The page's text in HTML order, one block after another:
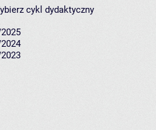
cykl dydaktyczny